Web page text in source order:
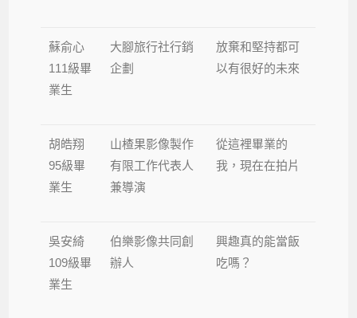
蘇俞心
111級畢
業生
大腳旅行社行銷
企劃
放棄和堅持都可
以有很好的未來
胡皓翔
95級畢
業生
山楂果影像製作
有限工作代表人
兼導演
從這裡畢業的
我，現在在拍片
吳安綺
109級畢
業生
伯樂影像共同創
辦人
興趣真的能當飯
吃嗎？